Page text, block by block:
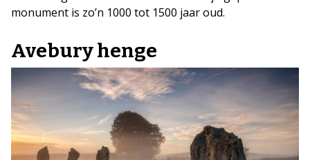
monument is zo’n 1000 tot 1500 jaar oud.
Avebury henge